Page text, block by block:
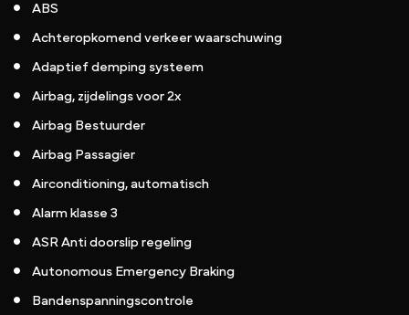
ABS
Achteropkomend verkeer waarschuwing
Adaptief demping systeem
Airbag, zijdelings voor 2x
Airbag Bestuurder
Airbag Passagier
Airconditioning, automatisch
Alarm klasse 3
ASR Anti doorslip regeling
Autonomous Emergency Braking
Bandenspanningscontrole